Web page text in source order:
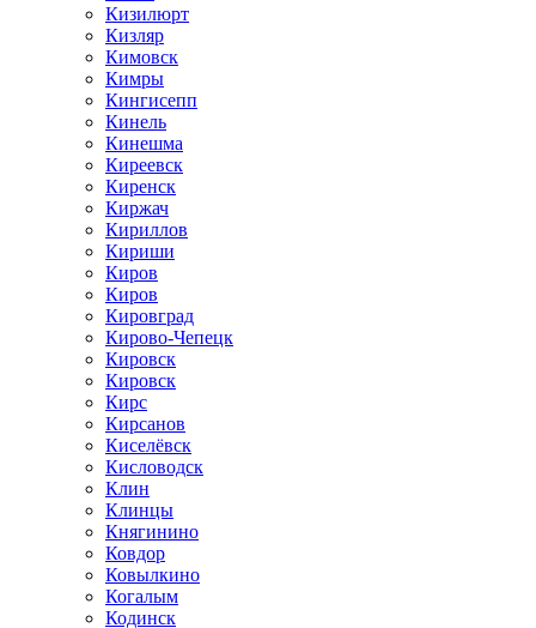
Кизилюрт
Кизляр
Кимовск
Кимры
Кингисепп
Кинель
Кинешма
Киреевск
Киренск
Киржач
Кириллов
Кириши
Киров
Киров
Кировград
Кирово-Чепецк
Кировск
Кировск
Кирс
Кирсанов
Киселёвск
Кисловодск
Клин
Клинцы
Княгинино
Ковдор
Ковылкино
Когалым
Кодинск